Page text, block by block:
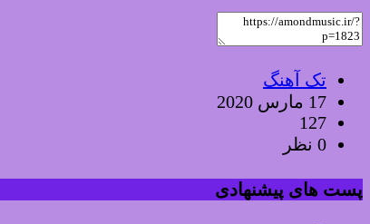
تک آهنگ
17 مارس 2020
127
0 نظر
پست های پیشنهادی